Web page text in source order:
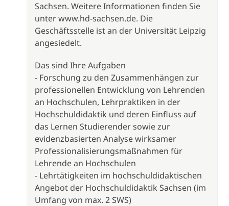
Sachsen. Weitere Informationen finden Sie
unter www.hd-sachsen.de. Die
Geschäftsstelle ist an der Universität Leipzig
angesiedelt.
Das sind Ihre Aufgaben
- Forschung zu den Zusammenhängen zur
professionellen Entwicklung von Lehrenden
an Hochschulen, Lehrpraktiken in der
Hochschuldidaktik und deren Einfluss auf
das Lernen Studierender sowie zur
evidenzbasierten Analyse wirksamer
Professionalisierungsmaßnahmen für
Lehrende an Hochschulen
- Lehrtätigkeiten im hochschuldidaktischen
Angebot der Hochschuldidaktik Sachsen (im
Umfang von max. 2 SWS)